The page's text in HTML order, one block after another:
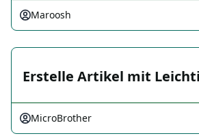
Maroosh
Erstelle Artikel mit
MicroBrother